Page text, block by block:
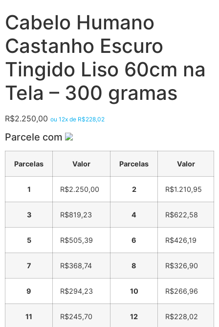
Cabelo Humano
Castanho Escuro
Tingido Liso 60cm na
Tela – 300 gramas
R$2.250,00 ou 12x de R$228,02
Parcele com
Parcelas Valor Parcelas Valor
1 R$2.250,00 2 R$1.210,95
3 R$819,23 4 R$622,58
5 R$505,39 6 R$426,19
7 R$368,74 8 R$326,90
9 R$294,23 10 R$266,96
11 R$245,70 12 R$228,02